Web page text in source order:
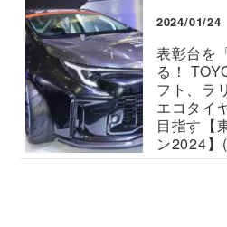
2024/01/24
表彰台を
る！
フト、ラ
エコタイ
目指す【
ン2024】